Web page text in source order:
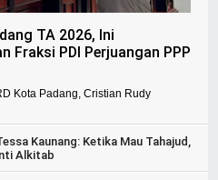
TA 2026, Ini
Fraksi PDI Perjuangan PPP
Kota Padang, Cristian Rudy
Kaunang: Ketika Mau Tahajud,
Alkitab